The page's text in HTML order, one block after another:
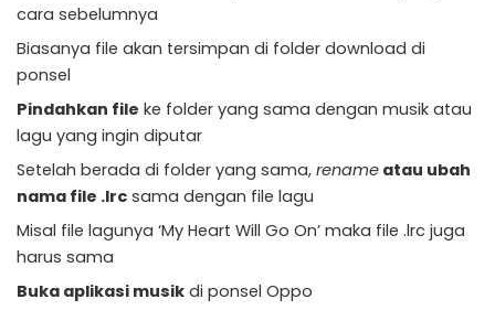
cara sebelumnya
Biasanya file akan tersimpan di folder download di
ponsel
Pindahkan file ke folder yang sama dengan musik atau
lagu yang ingin diputar
Setelah berada di folder yang sama, rename atau ubah
nama file .lrc sama dengan file lagu
Misal file lagunya ‘My Heart Will Go On’ maka file .lrc juga
harus sama
Buka aplikasi musik di ponsel Oppo